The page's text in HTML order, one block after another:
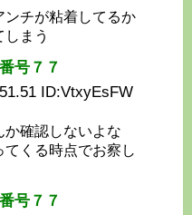
ンチが粘着してるか
まう
号７７
ID:VtxyEsFW
確認しないよな
てくる時点でお察し
号７７